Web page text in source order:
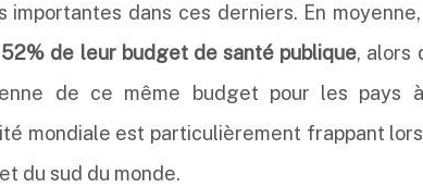
importantes dans ces derniers. En
52% de leur budget de santé publique, alors
de ce même budget pour les pays
mondiale est particulièrement frappant
du sud du monde.